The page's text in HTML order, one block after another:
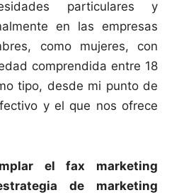
particulares y
en las empresas
como mujeres, con
comprendida entre 18
tipo, desde mi punto de
y el que nos ofrece
el fax marketing
de marketing